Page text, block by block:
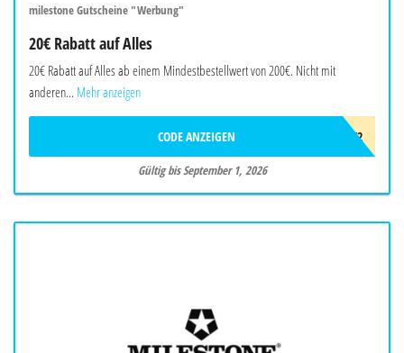
milestone Gutscheine "Werbung"
20€ Rabatt auf Alles
20€ Rabatt auf Alles ab einem Mindestbestellwert von 200€. Nicht mit
anderen... Mehr anzeigen
AWB3F2F2T4K2
CODE ANZEIGEN
Gültig bis September 1, 2026